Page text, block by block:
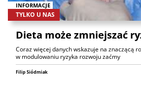
INFORMACJE
TYLKO U NAS
Dieta może zmniejszać
Coraz więcej danych wskazuje na znaczącą
w modulowaniu ryzyka rozwoju zaćmy
Filip Siódmiak